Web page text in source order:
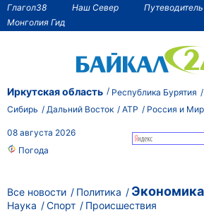
Глагол38 Наш Север
Монголия Гид
Иркутская область Республика Бурятия
Сибирь
Дальний Восток АТР Россия и Мир
08 августа 2026
Погода
Все новости Политика Экономика
Наука
Спорт Происшествия